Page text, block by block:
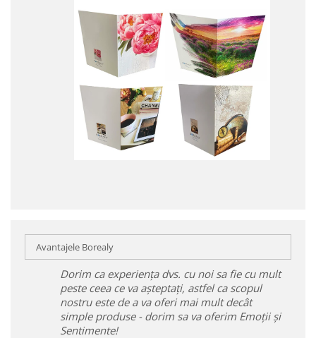
Avantajele Borealy
Dorim ca experiența dvs. cu noi sa fie cu mult
peste ceea ce va așteptați, astfel ca scopul
nostru este de a va oferi mai mult decât
simple produse - dorim sa va oferim Emoții și
Sentimente!